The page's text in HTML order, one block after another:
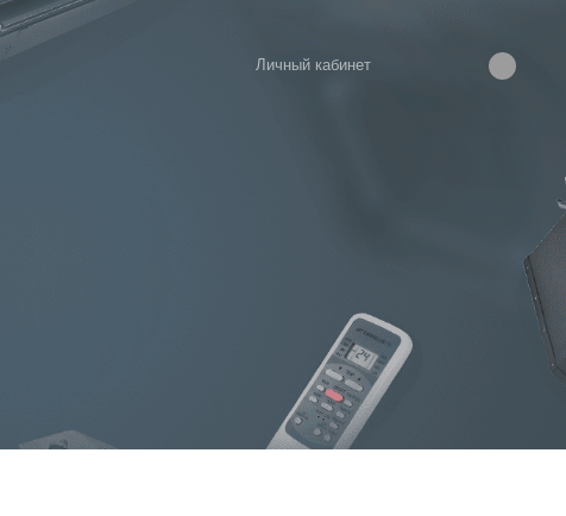
Личный кабинет